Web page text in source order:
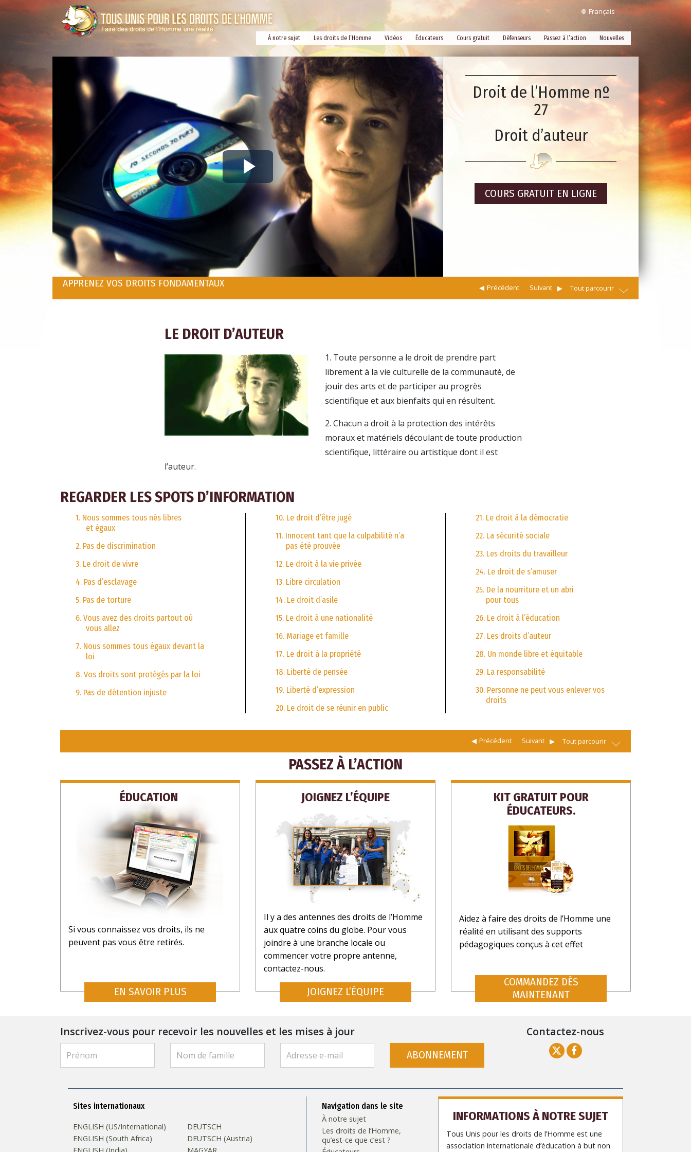
Français
À notre sujet Les droits de l’Homme Vidéos Éducateurs Cours gratuit Défenseurs Passez à l’action Nouvelles
Play
Video
Droit de l’Homme nº
27
Droit d’auteur
COURS GRATUIT EN LIGNE
APPRENEZ VOS DROITS FONDAMENTAUX Suivant
Précédent Tout parcourir
LE DROIT D’AUTEUR
1. Toute personne a le droit de prendre part
librement à la vie culturelle de la communauté, de
jouir des arts et de participer au progrès
scientifique et aux bienfaits qui en résultent.
2. Chacun a droit à la protection des intérêts
moraux et matériels découlant de toute production
scientifique, littéraire ou artistique dont il est
l’auteur.
REGARDER LES SPOTS D’INFORMATION
1. Nous sommes tous nés libres
et égaux
2. Pas de discrimination
3. Le droit de vivre
4. Pas d’esclavage
5. Pas de torture
6. Vous avez des droits partout où
vous allez
7. Nous sommes tous égaux devant la
loi
8. Vos droits sont protégés par la loi
9. Pas de détention injuste
10. Le droit d’être jugé
11. Innocent tant que la culpabilité n’a
pas été prouvée
12. Le droit à la vie privée
13. Libre circulation
14. Le droit d’asile
15. Le droit à une nationalité
16. Mariage et famille
17. Le droit à la propriété
18. Liberté de pensée
19. Liberté d’expression
20. Le droit de se réunir en public
21. Le droit à la démocratie
22. La sécurité sociale
23. Les droits du travailleur
24. Le droit de s’amuser
25. De la nourriture et un abri
pour tous
26. Le droit à l’éducation
27. Les droits d’auteur
28. Un monde libre et équitable
29. La responsabilité
30. Personne ne peut vous enlever vos
droits
Suivant
Précédent Tout parcourir
PASSEZ À L’ACTION
ÉDUCATION
Si vous connaissez vos droits, ils ne
peuvent pas vous être retirés.
EN SAVOIR PLUS
JOIGNEZ L’ÉQUIPE
Il y a des antennes des droits de l’Homme
aux quatre coins du globe. Pour vous
joindre à une branche locale ou
commencer votre propre antenne,
contactez-nous.
JOIGNEZ L’ÉQUIPE
KIT GRATUIT POUR
ÉDUCATEURS.
Aidez à faire des droits de l’Homme une
réalité en utilisant des supports
pédagogiques conçus à cet effet
COMMANDEZ DÈS
MAINTENANT
Inscrivez-vous pour recevoir les nouvelles et les mises à jour
ABONNEMENT
Contactez-nous
Sites internationaux
ENGLISH (US/International)
ENGLISH (South Africa)
DEUTSCH
DEUTSCH (Austria)
Navigation dans le site
À notre sujet
Les droits de l’Homme,
qu’est-ce que c’est ?
INFORMATIONS À NOTRE SUJET
Tous Unis pour les droits de l’Homme est une
association internationale d’éducation à but non